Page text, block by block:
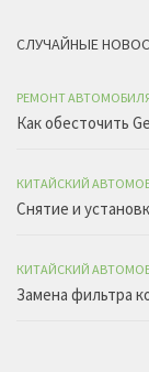
СЛУЧАЙНЫЕ
РЕМОНТ
Как обесточить
КИТАЙСКИЙ
Снятие и
КИТАЙСКИЙ
Замена фильтра